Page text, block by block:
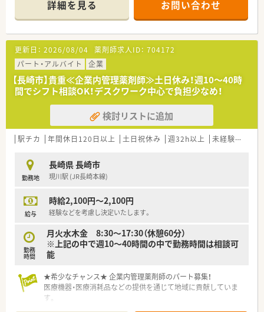
【施設情報と応需状況について】
■長崎県長崎市に立地する病院で、最寄りの肥前古賀駅からは車
で約5分です。内科、外科、整形外科、脳外科、循環器科、泌尿器
科、透析内科など幅広い診療科に対応しています。常勤薬剤師2
名と調剤助手2名が勤務しており、医薬品の採用品目数は902品
目です。
■場所としては山奥にあり、病院までの道も坂が多いため運転に
不安がある方は送迎バスを利用する方が良いかもしれません(送
迎バスは諫早方面、長崎方面から朝晩1本ずつございます)
■施設内には喫茶店やカフェが併設されております。
■診療受付時間は平日16:30まで、土曜は11:30までです。
■診療時間は平日17:00まで、土曜は12:30までです。
■電子カルテやオーダリングシステムが導入されており、業務効
率化が図られています。分包機はトーショーの製品を使用して
います。
【設備面について】
■電子カルテとオーダリングシステムを導入しております
【業務内容について】
■医薬品の調剤、薬品の管理、病棟服薬指導、混注業務、その他付
■地域密着型の療養メインの病院です。
■残業はほぼ発生していない状況です
■棚卸しや監査で稀に発生しますが、それでも1時間程度です
詳細を見る お問い合わせ
更新日： 2026/08/04 薬剤師求人ID： 704172
パート・アルバイト
企業
【長崎市】貴重≪企業内管理薬剤師≫土日休み！週10～40時
間でシフト相談OK！デスクワーク中心で負担少なめ！
検討リストに追加
駅チカ 年間休日120日以上 土日祝休み 週32h以上 未経験可
勤務地
長崎県 長崎市
現川駅 (JR長崎本線)
給与
時給2,100円～2,100円
経験などを考慮し決定いたします。
勤務
時間
月火水木金 8:30～17:30（休憩60分）
※上記の中で週10～40時間の中で勤務時間は相談可
能
★希少なチャンス★ 企業内管理薬剤師のパート募集！
医療機器・医療消耗品などの提供を通じて地域に貢献していま
す。